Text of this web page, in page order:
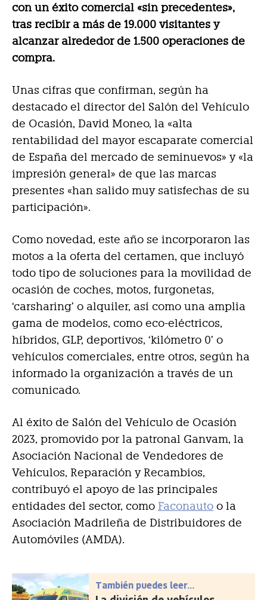
con un éxito comercial «sin precedentes»,
tras recibir a más de 19.000 visitantes y
alcanzar alrededor de 1.500 operaciones de
compra.
Unas cifras que confirman, según ha
destacado el director del Salón del Vehículo
de Ocasión, David Moneo, la «alta
rentabilidad del mayor escaparate comercial
de España del mercado de seminuevos» y «la
impresión general» de que las marcas
presentes «han salido muy satisfechas de su
participación».
Como novedad, este año se incorporaron las
motos a la oferta del certamen, que incluyó
todo tipo de soluciones para la movilidad de
ocasión de coches, motos, furgonetas,
‘carsharing’ o alquiler, así como una amplia
gama de modelos, como eco-eléctricos,
híbridos, GLP, deportivos, ‘kilómetro 0’ o
vehículos comerciales, entre otros, según ha
informado la organización a través de un
comunicado.
Al éxito de Salón del Vehículo de Ocasión
2023, promovido por la patronal Ganvam, la
Asociación Nacional de Vendedores de
Vehículos, Reparación y Recambios,
contribuyó el apoyo de las principales
entidades del sector, como Faconauto o la
Asociación Madrileña de Distribuidores de
Automóviles (AMDA).
También puedes leer...